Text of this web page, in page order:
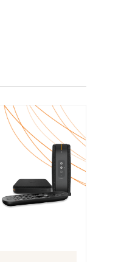
57,99 € par mois,